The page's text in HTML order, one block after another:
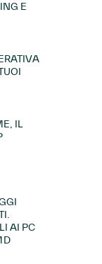
E
IL
AI PC